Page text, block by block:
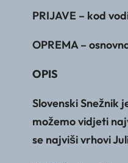
PRIJAVE – kod
OPREMA –
OPIS
Slovenski Snežnik
možemo vidjeti
se najviši vrhovi